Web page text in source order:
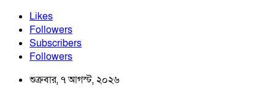
Likes
Followers
Subscribers
Followers
শুক্রবার, ৭ আগস্ট, ২০২৬